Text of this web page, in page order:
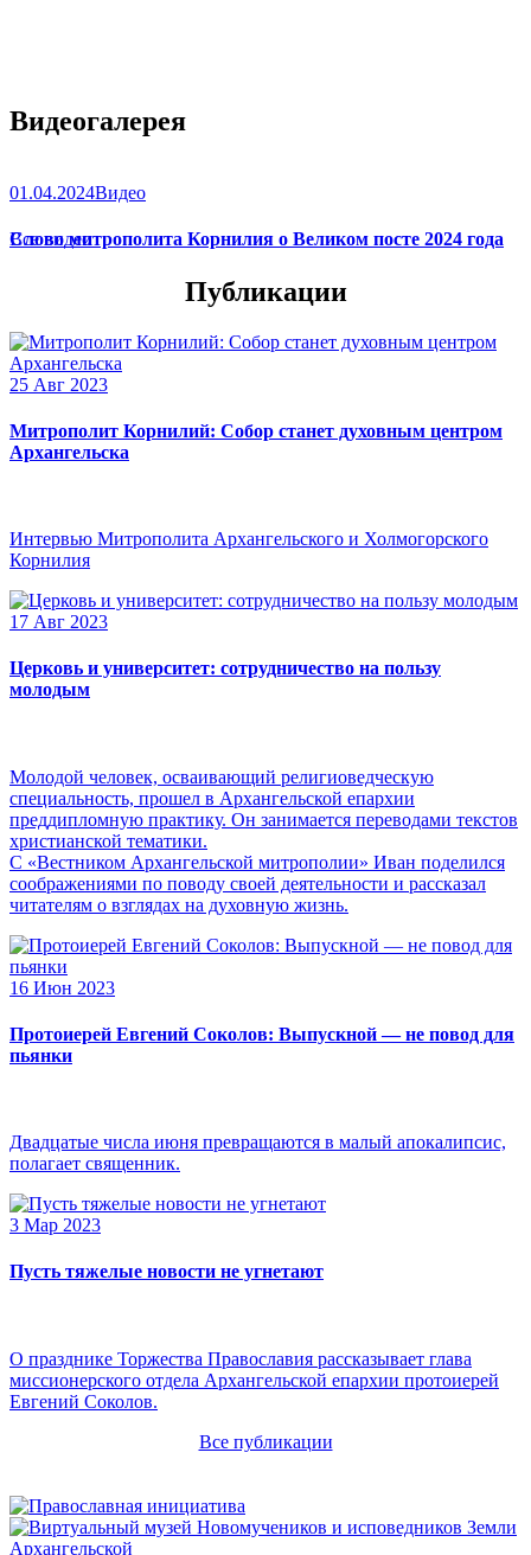
Видеогалерея
01.04.2024Видео
Слово митрополита Корнилия о Великом посте 2024 года
Все видео
Публикации
25 Авг 2023
Митрополит Корнилий: Собор станет духовным центром
Архангельска
Интервью Митрополита Архангельского и Холмогорского
Корнилия
17 Авг 2023
Церковь и университет: сотрудничество на пользу
молодым
Молодой человек, осваивающий религиоведческую
специальность, прошел в Архангельской епархии
преддипломную практику. Он занимается переводами текстов
христианской тематики.
С «Вестником Архангельской митрополии» Иван поделился
соображениями по поводу своей деятельности и рассказал
читателям о взглядах на духовную жизнь.
16 Июн 2023
Протоиерей Евгений Соколов: Выпускной — не повод для
пьянки
Двадцатые числа июня превращаются в малый апокалипсис,
полагает священник.
3 Мар 2023
Пусть тяжелые новости не угнетают
О празднике Торжества Православия рассказывает глава
миссионерского отдела Архангельской епархии протоиерей
Евгений Соколов.
Все публикации